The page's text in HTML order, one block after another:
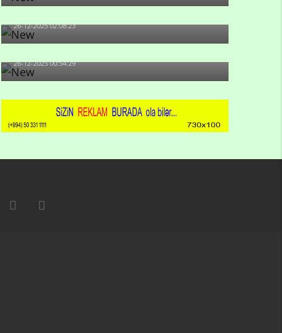
fəaliyyətdə olan və...
26-12-2025 02:08:23
-Ay qız, sən məhkəməni udmayacaqsan... Sən
bilirsən də, məni...
26-12-2025 00:54:29